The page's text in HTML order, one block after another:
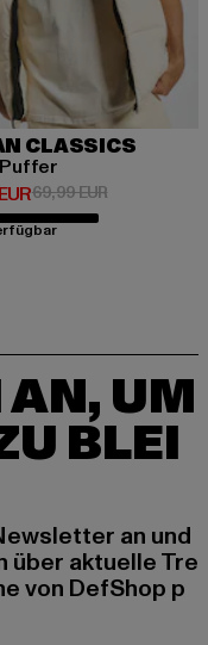
CLASSICS
Preis: 32,20 EUR
69,99 EURAktionspreis:
UM
BLEI
an und
aktuelle Tre
von DefShop p